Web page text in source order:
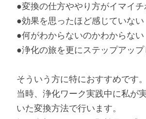
●変換の仕方ややり方がイマイ
●効果を思ったほど感じていない
●何がわからないのかわからない
●浄化の旅を更にステップアップ
そういう方に特におすすめです。
当時、浄化ワーク実践中に私が
いた変換方法で行います。